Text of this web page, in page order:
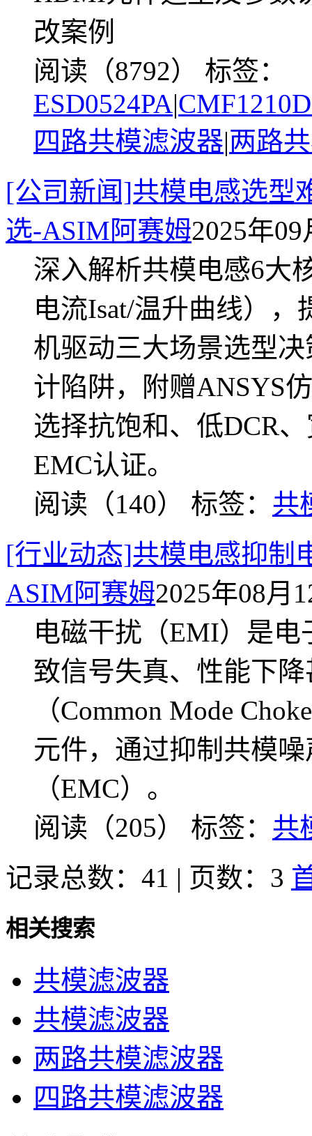
改案例
阅读（8792） 标签：
ESD0524PA|
四路共模滤波器|两路
[公司新闻]共模电感选型
选-ASIM阿赛姆2025年09
深入解析共模电感6大
电流Isat/温升曲线）
机驱动三大场景选型
计陷阱，附赠ANSYS
选择抗饱和、低DCR
EMC认证。
阅读（140） 标签： 共
[行业动态]共模电感抑制
ASIM阿赛姆2025年08月
电磁干扰（EMI）是
致信号失真、性能下
（Common Mode
元件，通过抑制共模
（EMC）。
阅读（205） 标签： 共
记录总数：41 | 页数：3
相关搜索
共模滤波器
共模滤波器
两路共模滤波器
四路共模滤波器